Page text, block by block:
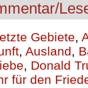
Gebiete,
, Ausland,
, Donald
für den